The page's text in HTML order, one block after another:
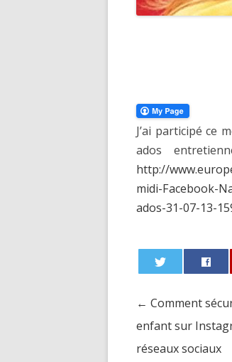
J’ai participé ce
ados
http://
midi-Facebook-
ados-31-07-13-
Post navigation
← Comment
enfant sur
réseaux sociaux